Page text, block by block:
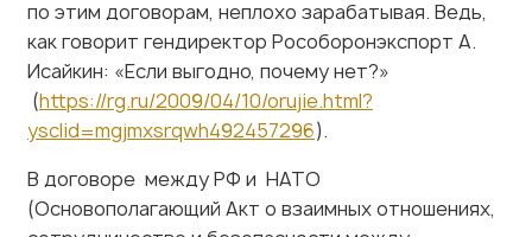
Исайкин: «Если выгодно, почему нет?»
(https://rg.ru/2009/04/10/orujie.html?
ysclid=mgjmxsrqwh492457296).
В договоре между РФ и НАТО
сотрудничестве и безопасности между
Российской Федерацией и Организацией